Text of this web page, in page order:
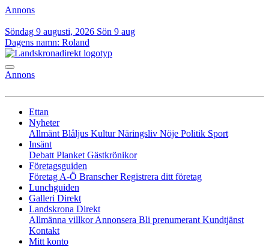
Annons
Söndag 9 augusti, 2026 Sön 9 aug
Dagens namn: Roland
Annons
Ettan
Nyheter
Allmänt Blåljus KulturNäringsliv Nöje Politik Sport
Insänt
Debatt Planket Gästkrönikor
Företagsguiden
Företag A-Ö BranscherRegistrera ditt företag
Lunchguiden
Galleri Direkt
Landskrona Direkt
Allmänna villkorAnnonsera Bli prenumerant Kundtjänst
Kontakt
Mitt konto